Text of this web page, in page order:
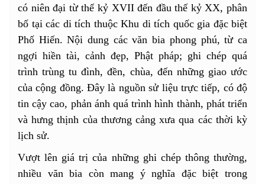
có niên đại từ thế kỷ XVII đến đầu thế kỷ XX, phân
bố tại các di tích thuộc Khu di tích quốc gia đặc biệt
Phố Hiến. Nội dung các văn bia phong phú, từ ca
ngợi hiền tài, cảnh đẹp, Phật pháp; ghi chép quá
trình trùng tu đình, đền, chùa, đến những giao ước
của cộng đồng. Đây là nguồn sử liệu trực tiếp, có độ
tin cậy cao, phản ánh quá trình hình thành, phát triển
và hưng thịnh của thương cảng xưa qua các thời kỳ
lịch sử.
Vượt lên giá trị của những ghi chép thông thường,
nhiều văn bia còn mang ý nghĩa đặc biệt trong